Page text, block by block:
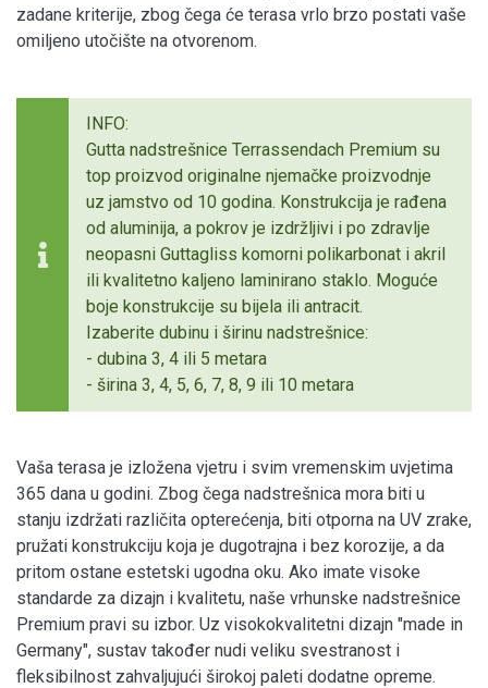
zadane kriterije, zbog čega će terasa vrlo brzo postati vaše
omiljeno utočište na otvorenom.
INFO:
Gutta nadstrešnice Terrassendach Premium su
top proizvod originalne njemačke proizvodnje
uz jamstvo od 10 godina. Konstrukcija je rađena
od aluminija, a pokrov je izdržljivi i po zdravlje
neopasni Guttagliss komorni polikarbonat i akril
ili kvalitetno kaljeno laminirano staklo. Moguće
boje konstrukcije su bijela ili antracit.
Izaberite dubinu i širinu nadstrešnice:
- dubina 3, 4 ili 5 metara
- širina 3, 4, 5, 6, 7, 8, 9 ili 10 metara
Vaša terasa je izložena vjetru i svim vremenskim uvjetima
365 dana u godini. Zbog čega nadstrešnica mora biti u
stanju izdržati različita opterećenja, biti otporna na UV zrake,
pružati konstrukciju koja je dugotrajna i bez korozije, a da
pritom ostane estetski ugodna oku. Ako imate visoke
standarde za dizajn i kvalitetu, naše vrhunske nadstrešnice
Premium pravi su izbor. Uz visokokvalitetni dizajn "made in
Germany", sustav također nudi veliku svestranost i
fleksibilnost zahvaljujući širokoj paleti dodatne opreme.